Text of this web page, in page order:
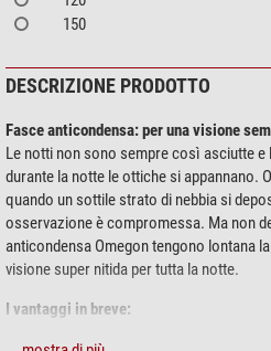
150
DESCRIZIONE PRODOTTO
Fasce anticondensa: per una visione
Le notti non sono sempre così asciutte
durante la notte le ottiche si appannano.
quando un sottile strato di nebbia si
osservazione è compromessa. Ma non
anticondensa Omegon tengono lontana
visione super nitida per tutta la notte.
I vantaggi in breve: